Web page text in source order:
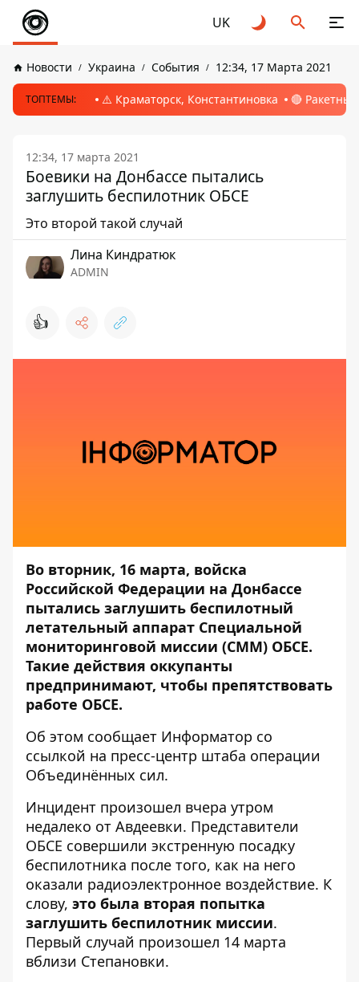
UK
Новости Украина События 12:34, 17 Марта 2021
ТОПТЕМЫ: ⚠️ Краматорск, Константиновка 🔴
12:34, 17 марта 2021
Боевики на Донбассе пытались
заглушить беспилотник ОБСЕ
Это второй такой случай
Лина Киндратюк
ADMIN
👍
Во вторник, 16 марта, войска
Российской Федерации на Донбассе
пытались заглушить беспилотный
летательный аппарат Специальной
мониторинговой миссии (СММ) ОБСЕ.
Такие действия оккупанты
предпринимают, чтобы препятствовать
работе ОБСЕ.
Об этом сообщает Информатор со
ссылкой на пресс-центр штаба операции
Объединённых сил.
Инцидент произошел вчера утром
недалеко от Авдеевки. Представители
ОБСЕ совершили экстренную посадку
беспилотника после того, как на него
оказали радиоэлектронное воздействие. К
слову, это была вторая попытка
заглушить беспилотник миссии.
Первый случай произошел 14 марта
вблизи Степановки.